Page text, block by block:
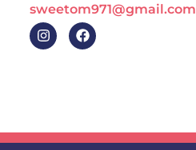
sweetom971@gmail.com
I
n
s
m
F
a
c